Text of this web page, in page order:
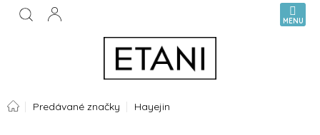
Prejsť
KOŠÍK
DomovPredávané značky Hayejin